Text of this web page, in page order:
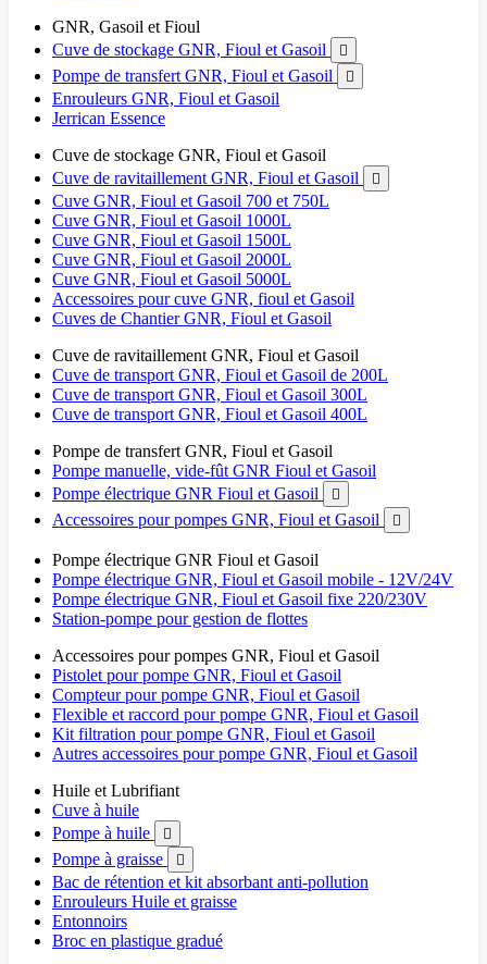
GNR, Gasoil et Fioul
Cuve de stockage GNR, Fioul et Gasoil

Pompe de transfert GNR, Fioul et Gasoil 
Enrouleurs GNR, Fioul et Gasoil
Jerrican Essence
Cuve de stockage GNR, Fioul et Gasoil
Cuve de ravitaillement GNR, Fioul et Gasoil

Cuve GNR, Fioul et Gasoil 700 et 750L
Cuve GNR, Fioul et Gasoil 1000L
Cuve GNR, Fioul et Gasoil 1500L
Cuve GNR, Fioul et Gasoil 2000L
Cuve GNR, Fioul et Gasoil 5000L
Accessoires pour cuve GNR, fioul et Gasoil
Cuves de Chantier GNR, Fioul et Gasoil
Cuve de ravitaillement GNR, Fioul et Gasoil
Cuve de transport GNR, Fioul et Gasoil de 200L
Cuve de transport GNR, Fioul et Gasoil 300L
Cuve de transport GNR, Fioul et Gasoil 400L
Pompe de transfert GNR, Fioul et Gasoil
Pompe manuelle, vide-fût GNR Fioul et Gasoil
Pompe électrique GNR Fioul et Gasoil

Accessoires pour pompes GNR, Fioul et Gasoil 
Pompe électrique GNR Fioul et Gasoil
Pompe électrique GNR, Fioul et Gasoil mobile - 12V/24V
Pompe électrique GNR, Fioul et Gasoil fixe 220/230V
Station-pompe pour gestion de flottes
Accessoires pour pompes GNR, Fioul et Gasoil
Pistolet pour pompe GNR, Fioul et Gasoil
Compteur pour pompe GNR, Fioul et Gasoil
Flexible et raccord pour pompe GNR, Fioul et Gasoil
Kit filtration pour pompe GNR, Fioul et Gasoil
Autres accessoires pour pompe GNR, Fioul et Gasoil
Huile et Lubrifiant
Cuve à huile
Pompe à huile

Pompe à graisse 
Bac de rétention et kit absorbant anti-pollution
Enrouleurs Huile et graisse
Entonnoirs
Broc en plastique gradué